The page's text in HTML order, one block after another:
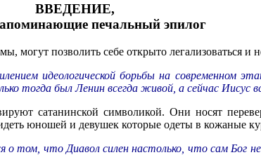
ВВЕДЕНИЕ,
печальный эпилог
могут позволить себе открыто легализоваться и
идеологической борьбы на современном
тогда был Ленин всегда живой, а сейчас Иисус
сатанинской символикой. Они носят
юношей и девушек которые одеты в кожаные
том, что Диавол силен настолько, что сам Бог